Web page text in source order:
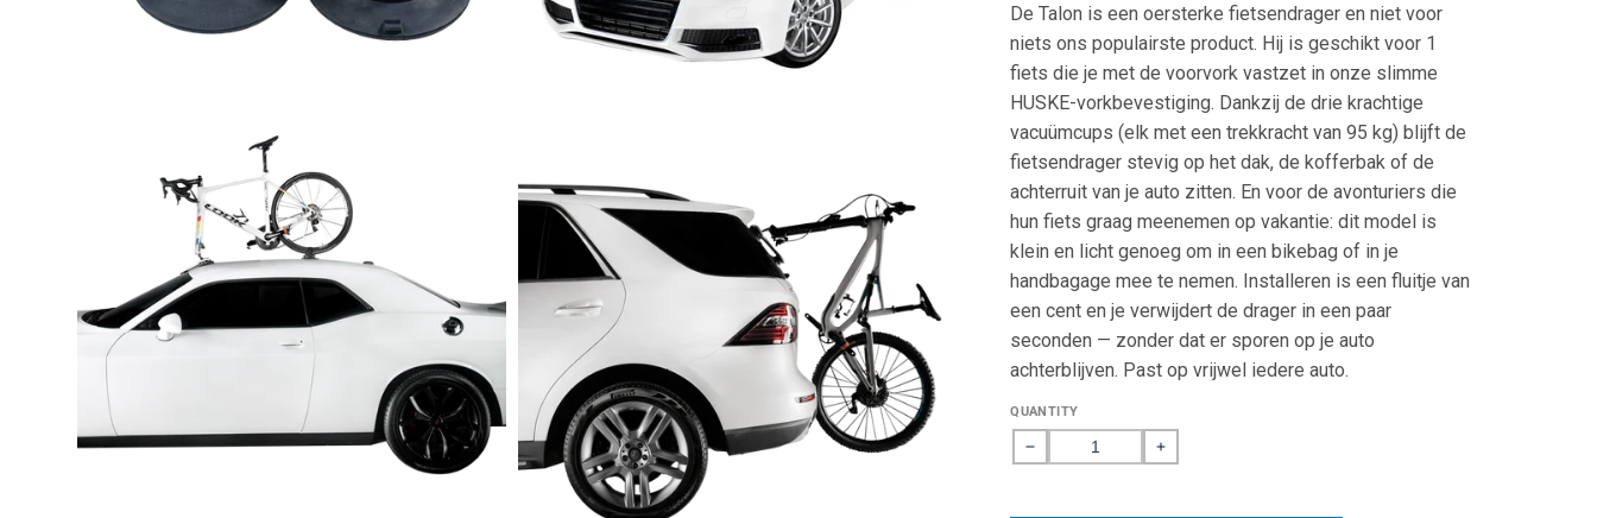
de
5
sterren
de
beoordelingen
te
scrollen
De Talon is een oersterke fietsendrager en niet voor
niets ons populairste product. Hij is geschikt voor 1
fiets die je met de voorvork vastzet in onze slimme
HUSKE-vorkbevestiging. Dankzij de drie krachtige
vacuümcups (elk met een trekkracht van 95 kg) blijft de
fietsendrager stevig op het dak, de kofferbak of de
achterruit van je auto zitten. En voor de avonturiers die
hun fiets graag meenemen op vakantie: dit model is
klein en licht genoeg om in een bikebag of in je
handbagage mee te nemen. Installeren is een fluitje van
een cent en je verwijdert de drager in een paar
seconden — zonder dat er sporen op je auto
achterblijven. Past op vrijwel iedere auto.
QUANTITY
Decrease
Increase